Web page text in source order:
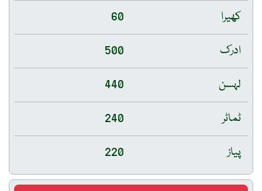
کھیرا
60
ادرک
500
لہسن
440
ٹماٹر
240
پیاز
220